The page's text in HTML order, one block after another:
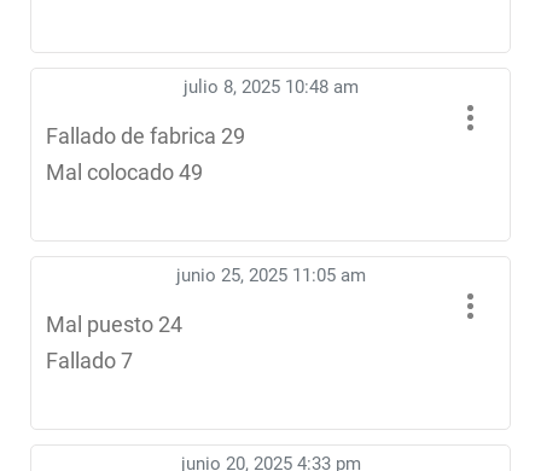
julio 8, 2025 10:48 am
Fallado de fabrica 29
Mal colocado 49
junio 25, 2025 11:05 am
Mal puesto 24
Fallado 7
junio 20, 2025 4:33 pm